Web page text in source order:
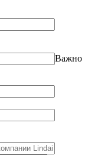
Важно